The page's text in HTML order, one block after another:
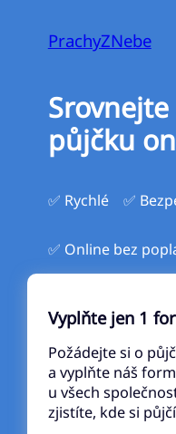
PrachyZNebe
půjčku
✅ Rychlé ✅
✅ Online bez
Vyplňte jen 1
Požádejte si o
a vyplňte náš
u všech
zjistíte, kde si